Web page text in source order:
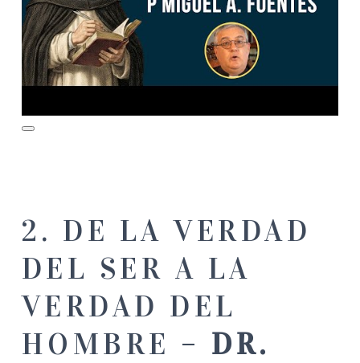
2. DE LA VERDAD
DEL SER A LA
VERDAD DEL
HOMBRE – DR.